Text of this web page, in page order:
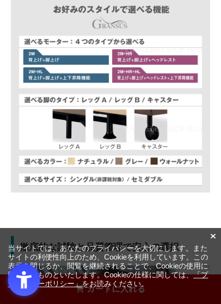
カートに入れる
徹底的な試験と品質管理で安心の選択
当サイトでは、あなたのプライバシーを大切にします。また
サイトの利便性向上のため、Cookieを利用しています。この
表示を閉じるか、閲覧を継続されることで、Cookieの使用に
同意するものといたします。Cookieの仕様に関しては、「プ
ライバシーポリシー」をお読みください。